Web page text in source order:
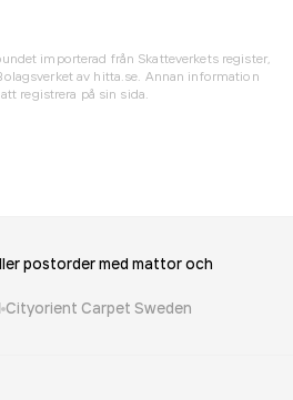
importerad från Skatteverkets register,
av hitta.se. Annan information
registrera på sin sida.
postorder med mattor och
Cityorient Carpet Sweden